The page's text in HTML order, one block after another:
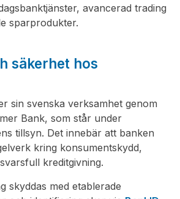
avancerad trading
sparprodukter.
säkerhet hos
sin svenska verksamhet genom
Bank, som står under
tillsyn. Det innebär att banken
kring konsumentskydd,
kreditgivning.
skyddas med etablerade